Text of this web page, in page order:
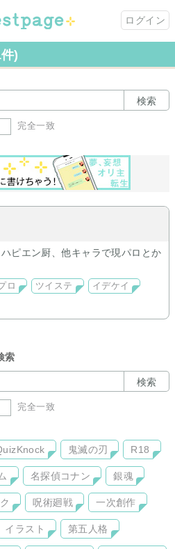
ログイン
)
検索
完全一致
ピエン厨、他キャラで現パロとか
ロ ツイステ
イデケイ
索
検索
完全一致
鬼滅の刃 R18
名探偵コナン 銀魂
呪術廻戦 一次創作
イラスト 第五人格